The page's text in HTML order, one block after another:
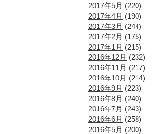
2017年5月 (220)
2017年4月 (190)
2017年3月 (244)
2017年2月 (175)
2017年1月 (215)
2016年12月 (232)
2016年11月 (217)
2016年10月 (214)
2016年9月 (223)
2016年8月 (240)
2016年7月 (243)
2016年6月 (258)
2016年5月 (200)